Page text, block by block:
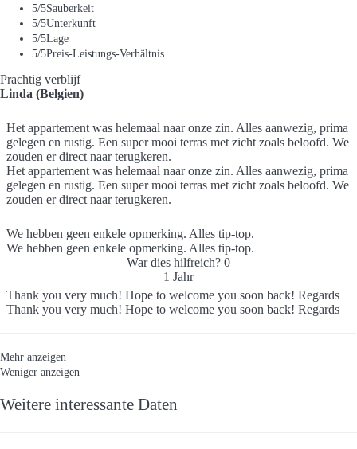
5/5Sauberkeit
5/5Unterkunft
5/5Lage
5/5Preis-Leistungs-Verhältnis
Prachtig verblijf
Linda (Belgien)
Het appartement was helemaal naar onze zin. Alles aanwezig, prima
gelegen en rustig. Een super mooi terras met zicht zoals beloofd. We
zouden er direct naar terugkeren.
Het appartement was helemaal naar onze zin. Alles aanwezig, prima
gelegen en rustig. Een super mooi terras met zicht zoals beloofd. We
zouden er direct naar terugkeren.
We hebben geen enkele opmerking. Alles tip-top.
We hebben geen enkele opmerking. Alles tip-top.
War dies hilfreich? 0
1 Jahr
Thank you very much! Hope to welcome you soon back! Regards
Thank you very much! Hope to welcome you soon back! Regards
Mehr anzeigen
Weniger anzeigen
Weitere interessante Daten